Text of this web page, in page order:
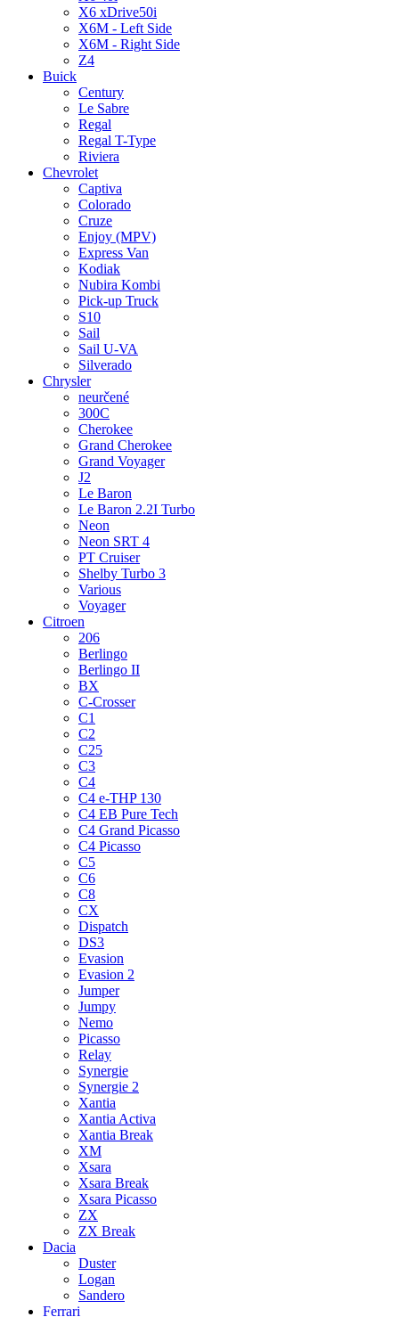
X6 xDrive50i
X6M - Left Side
X6M - Right Side
Z4
Buick
Century
Le Sabre
Regal
Regal T-Type
Riviera
Chevrolet
Captiva
Colorado
Cruze
Enjoy (MPV)
Express Van
Kodiak
Nubira Kombi
Pick-up Truck
S10
Sail
Sail U-VA
Silverado
Chrysler
neurčené
300C
Cherokee
Grand Cherokee
Grand Voyager
J2
Le Baron
Le Baron 2.2I Turbo
Neon
Neon SRT 4
PT Cruiser
Shelby Turbo 3
Various
Voyager
Citroen
206
Berlingo
Berlingo II
BX
C-Crosser
C1
C2
C25
C3
C4
C4 e-THP 130
C4 EB Pure Tech
C4 Grand Picasso
C4 Picasso
C5
C6
C8
CX
Dispatch
DS3
Evasion
Evasion 2
Jumper
Jumpy
Nemo
Picasso
Relay
Synergie
Synergie 2
Xantia
Xantia Activa
Xantia Break
XM
Xsara
Xsara Break
Xsara Picasso
ZX
ZX Break
Dacia
Duster
Logan
Sandero
Ferrari